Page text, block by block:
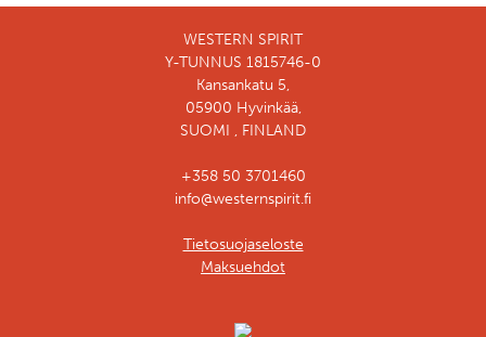
WESTERN SPIRIT
Y-TUNNUS 1815746-0
Kansankatu 5,
05900 Hyvinkää,
SUOMI , FINLAND
+358 50 3701460
info@westernspirit.fi
Tietosuojaseloste
Maksuehdot